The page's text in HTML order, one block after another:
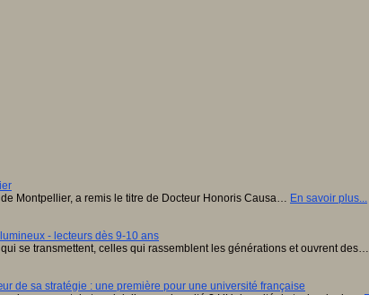
Montpellier, a remis le titre de Docteur Honoris Causa… En savoir plus...
- lecteurs dès 9-10 ans
se transmettent, celles qui rassemblent les générations et ouvrent des…
de sa stratégie : une première pour une université française